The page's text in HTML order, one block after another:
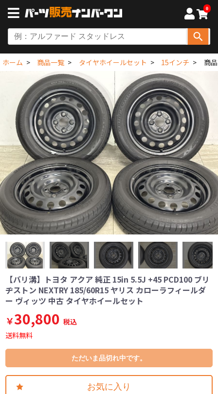
0
ホーム 商品一覧 タイヤホイールセット 15インチ 商
【バリ溝】トヨタ アクア 純正 15in 5.5J +45 PCD100 ブリ
ヂストン NEXTRY 185/60R15 ヤリス カローラフィールダ
ー ヴィッツ 中古 タイヤホイールセット
￥30,800 税込
送料無料
ただいま品切れ中です。
お気に入り